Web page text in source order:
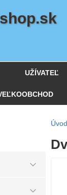
UŽÍVATEĽ
Úvod